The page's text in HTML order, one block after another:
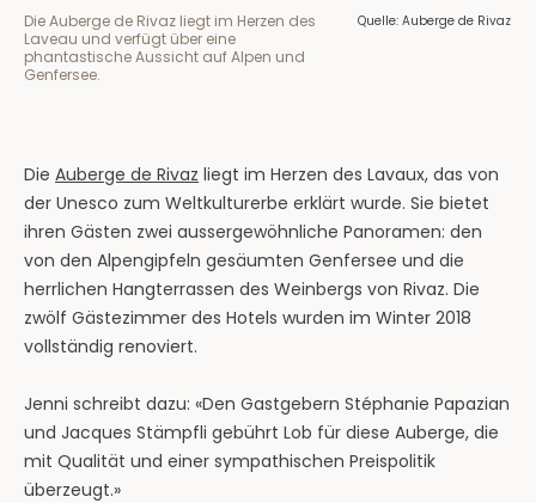
Die Auberge de Rivaz liegt im Herzen des
Laveau und verfügt über eine
phantastische Aussicht auf Alpen und
Genfersee.
Quelle: Auberge de Rivaz
Die Auberge de Rivaz liegt im Herzen des Lavaux, das von
der Unesco zum Weltkulturerbe erklärt wurde. Sie bietet
ihren Gästen zwei aussergewöhnliche Panoramen: den
von den Alpengipfeln gesäumten Genfersee und die
herrlichen Hangterrassen des Weinbergs von Rivaz. Die
zwölf Gästezimmer des Hotels wurden im Winter 2018
vollständig renoviert.
Jenni schreibt dazu: «Den Gastgebern Stéphanie Papazian
und Jacques Stämpfli gebührt Lob für diese Auberge, die
mit Qualität und einer sympathischen Preispolitik
überzeugt.»